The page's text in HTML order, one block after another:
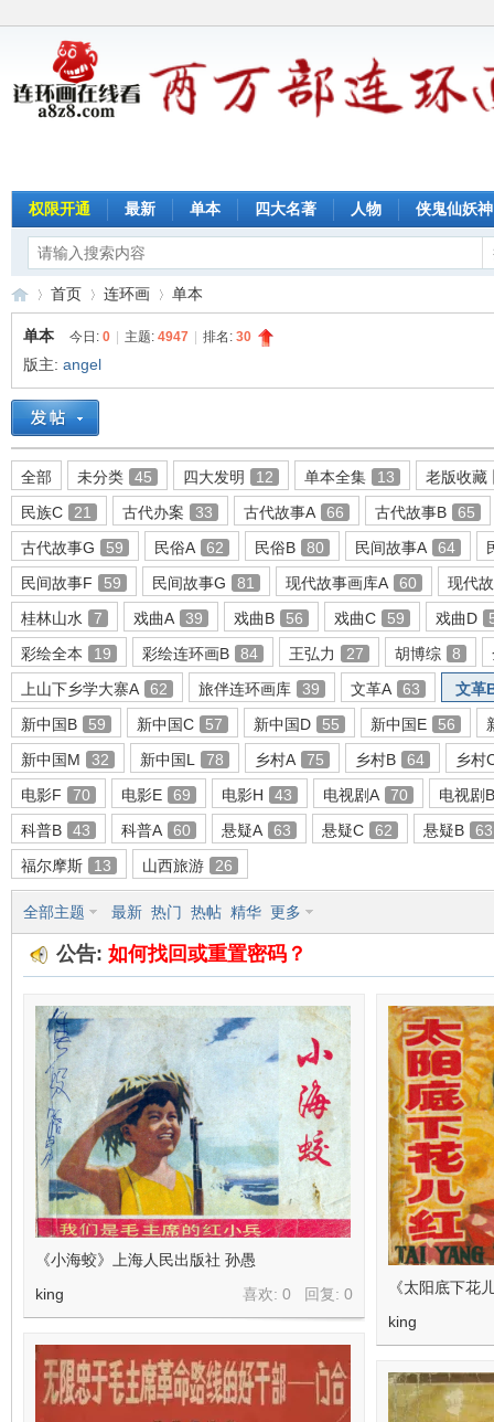
权限开通 最新 单本 四大名著 人物 侠鬼仙妖神
连
环
画
»
首页
›
连环画
›
单本
单本 今日: 0 主题: 4947 排名: 30
版主: angel
全部 未分类 45 四大发明 12 单本全集 13
老版收藏
民族C
21 古代办案 33 古代故事A 66 古代故事B
65
古代故事G
59 民俗A 62 民俗B 80 民间故事A 64
民间故事F
59 民间故事G 81 现代故事画库A 60
现代
桂林山水
7 戏曲A 39 戏曲B 56 戏曲C 59 戏曲D
彩绘全本
19 彩绘连环画B 84 王弘力 27 胡博综 8
上山下乡学大寨A
62 旅伴连环画库 39 文革A 63
文革
新中国B
59 新中国C 57 新中国D 55 新中国E 56
新中国M
32 新中国L 78 乡村A 75 乡村B 64
乡村
电影F
70 电影E 69 电影H 43 电视剧A 70
电视剧B
科普B
43 科普A 60 悬疑A 63 悬疑C 62 悬疑B
63
福尔摩斯
13 山西旅游 26
全部主题 最新 热门 热帖 精华 更多
公告: 如何找回或重置密码？
《小海蛟》上海人民出版社 孙愚
喜欢: 0 回复: 0
king
《太阳底下花
king